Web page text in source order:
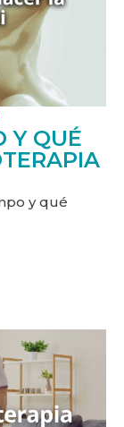
Y QUÉ
y qué